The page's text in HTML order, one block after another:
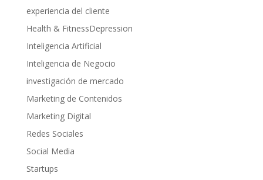
experiencia del cliente
Health & FitnessDepression
Inteligencia Artificial
Inteligencia de Negocio
investigación de mercado
Marketing de Contenidos
Marketing Digital
Redes Sociales
Social Media
Startups